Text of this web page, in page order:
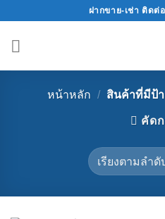
content
ฝากขาย-เช่า ติดต่อ
หน้าหลัก / สินค้าที่มีป้า
คัด